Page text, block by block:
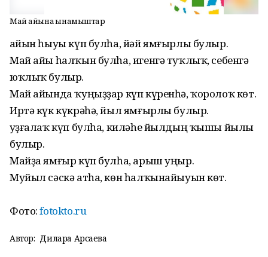
Май айына һынамыштар
Ҡайын һыуы күп булһа, йәй ямғырлы булыр.
Май айы һалҡын булһа, игенгә туҡлыҡ, себенгә
юҡлыҡ булыр.
Май айында ҡуңыҙҙар күп күренһә, ҡоролоҡ көт.
Иртә күк күкрәһә, йыл ямғырлы булыр.
Ҡуҙғалаҡ күп булһа, киләһе йылдың ҡышы йылы
булыр.
Майҙа ямғыр күп булһа, арыш уңыр.
Муйыл сәскә атһа, көн һалҡынайыуын көт.
Фото:fotokto.ru
Автор: Дилара Арсаева